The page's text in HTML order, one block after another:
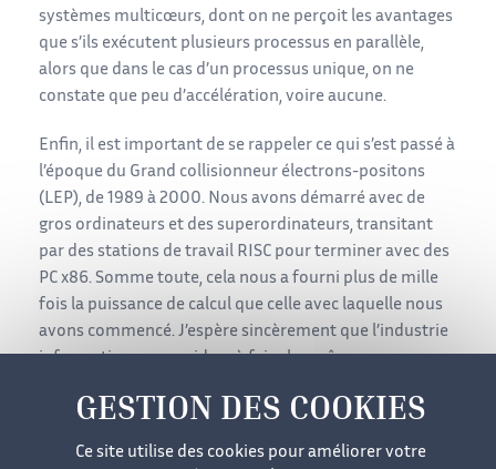
systèmes multicœurs, dont on ne perçoit les avantages
que s’ils exécutent plusieurs processus en parallèle,
alors que dans le cas d’un processus unique, on ne
constate que peu d’accélération, voire aucune.
Enfin, il est important de se rappeler ce qui s’est passé à
l’époque du Grand collisionneur électrons-positons
(LEP), de 1989 à 2000. Nous avons démarré avec de
gros ordinateurs et des superordinateurs, transitant
par des stations de travail RISC pour terminer avec des
PC x86. Somme toute, cela nous a fourni plus de mille
fois la puissance de calcul que celle avec laquelle nous
avons commencé. J’espère sincèrement que l’industrie
dans le numéro d’avril 2007 du CERN Courier, traduite
Ce site utilise des cookies pour améliorer votre